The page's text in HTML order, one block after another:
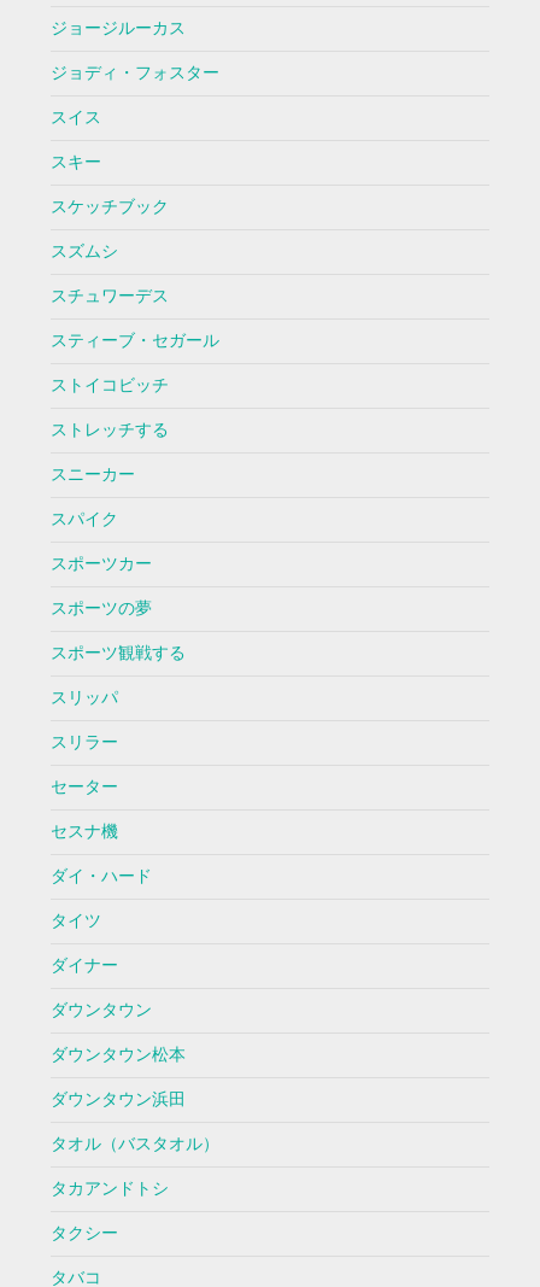
ジョージルーカス
ジョディ・フォスター
スイス
スキー
スケッチブック
スズムシ
スチュワーデス
スティーブ・セガール
ストイコビッチ
ストレッチする
スニーカー
スパイク
スポーツカー
スポーツの夢
スポーツ観戦する
スリッパ
スリラー
セーター
セスナ機
ダイ・ハード
タイツ
ダイナー
ダウンタウン
ダウンタウン松本
ダウンタウン浜田
タオル（バスタオル）
タカアンドトシ
タクシー
タバコ